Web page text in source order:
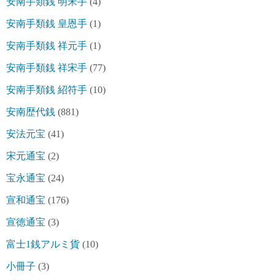
安南手類銭 皇恩手 (1)
安南手類銭 祥元手 (1)
安南手類銭 祥宋手 (77)
安南手類銭 紹符手 (10)
安南歴代銭 (881)
安法元宝 (41)
宋元通宝 (2)
宝永通宝 (24)
宣和通宝 (176)
宣徳通宝 (3)
富士1銭アルミ貨 (10)
小冊子 (3)